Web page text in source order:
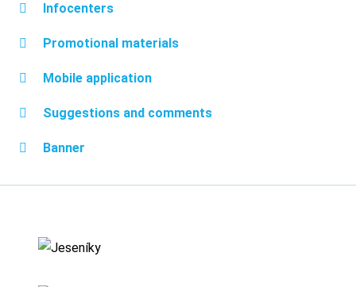
Infocenters
Promotional materials
Mobile application
Suggestions and comments
Banner